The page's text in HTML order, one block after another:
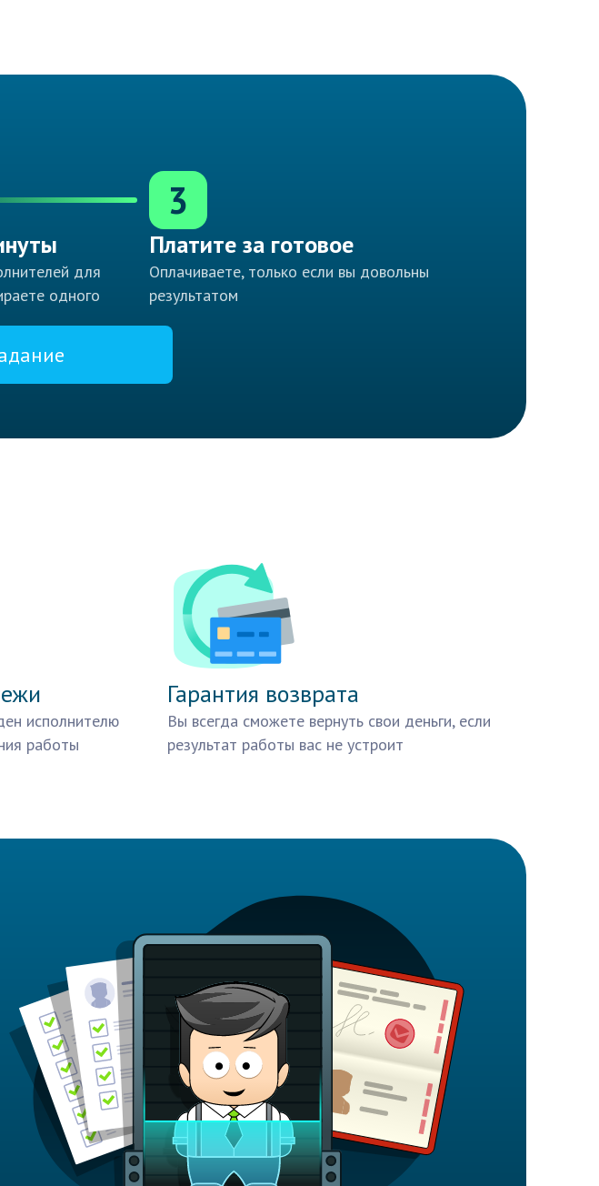
для
одного
3
Платите за готовое
Оплачиваете, только если вы довольны
результатом
исполнителю
работы
Гарантия возврата
Вы всегда сможете вернуть свои деньги, если
результат работы вас не устроит